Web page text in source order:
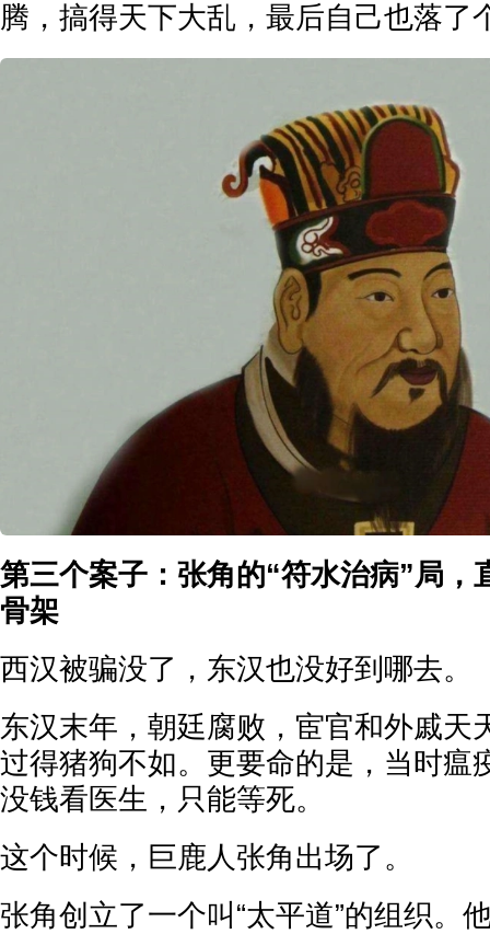
腾，搞得天下大乱，最后自己也落了
第三个案子：张角的“符水治病”局，
骨架
西汉被骗没了，东汉也没好到哪去。
东汉末年，朝廷腐败，宦官和外戚天
过得猪狗不如。更要命的是，当时瘟
没钱看医生，只能等死。
这个时候，巨鹿人张角出场了。
张角创立了一个叫“太平道”的组织。